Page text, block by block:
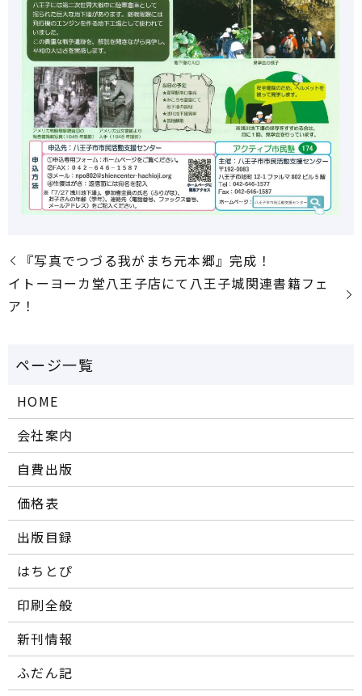
『写真でつづる我がまち元本郷』完成！
イトーヨーカ堂八王子店にて八王子城関連書籍フェ
ア！
HOME
会社案内
自費出版
価格表
出版目録
はちとぴ
印刷全般
新刊情報
ふだん記